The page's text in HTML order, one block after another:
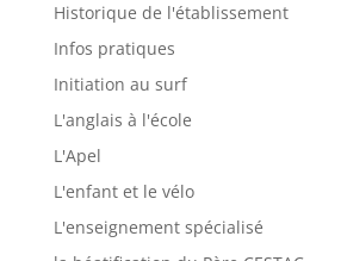
Historique de l'établissement
Infos pratiques
Initiation au surf
L'anglais à l'école
L'Apel
L'enfant et le vélo
L'enseignement spécialisé